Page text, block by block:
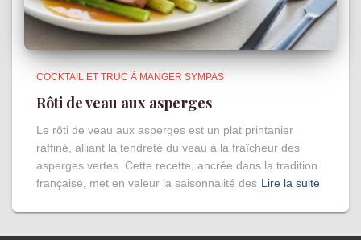
COCKTAIL ET TRUC À MANGER SYMPAS
Rôti de veau aux asperges
Le rôti de veau aux asperges est un plat printanier
raffiné, alliant la tendreté du veau à la fraîcheur des
asperges vertes. Cette recette, ancrée dans la tradition
française, met en valeur la saisonnalité des Lire la suite